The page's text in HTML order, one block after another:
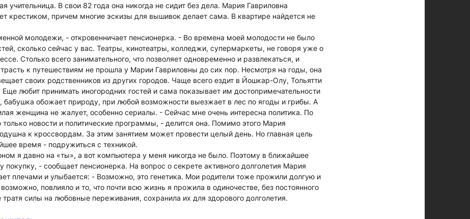
учительница. В свои 82 года она никогда не сидит без дела. Мария Гавриловна
крестиком, причем многие эскизы для вышивок делает сама. В квартире найдется не
молодежи, - откровенничает пенсионерка. - Во времена моей молодости не было
сколько сейчас у вас. Театры, кинотеатры, колледжи, супермаркеты, не говоря уже о
Столько всего занимательного, что позволяет одновременно и развлекаться, и
к путешествиям не прошла у Марии Гавриловны до сих пор. Несмотря на годы, она
своих родственников из других городов. Чаще всего ездит в Йошкар-Олу, Тольятти
Еще любит принимать иногородних гостей и сама показывает им достопримечательности
бабушка обожает природу, при любой возможности выезжает в лес по ягоды и грибы. А
женщина не жалует, особенно сериалы. - Сейчас мне очень интересна политика. По
новости и политические программы, - делится она. Помимо этого Мария
к кроссвордам. За этим занятием может провести целый день. Но главная цель
время - подружиться с техникой.
я давно на «ты», а вот компьютера у меня никогда не было. Поэтому в ближайшее
покупку, - сообщает пенсионерка. На вопрос о секрете активного долголетия Мария
плечами и улыбается: - Возможно, это генетика. Мои родители тоже прожили долгую и
повлияло и то, что почти всю жизнь я прожила в одиночестве, без постоянного
силы на любовные переживания, сохранила их для здорового долголетия.